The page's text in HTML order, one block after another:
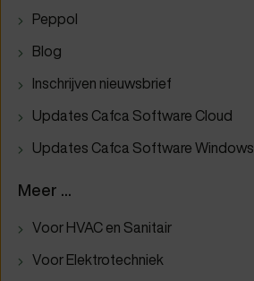
Peppol
Blog
Inschrijven nieuwsbrief
Updates Cafca Software Cloud
Updates Cafca Software Windows
Meer ...
Voor HVAC en Sanitair
Voor Elektrotechniek